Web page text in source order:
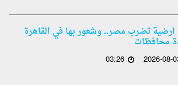
أرضية تضرب مصر.. وشعور بها في القاهرة
محافظات
2026-08-
03:26